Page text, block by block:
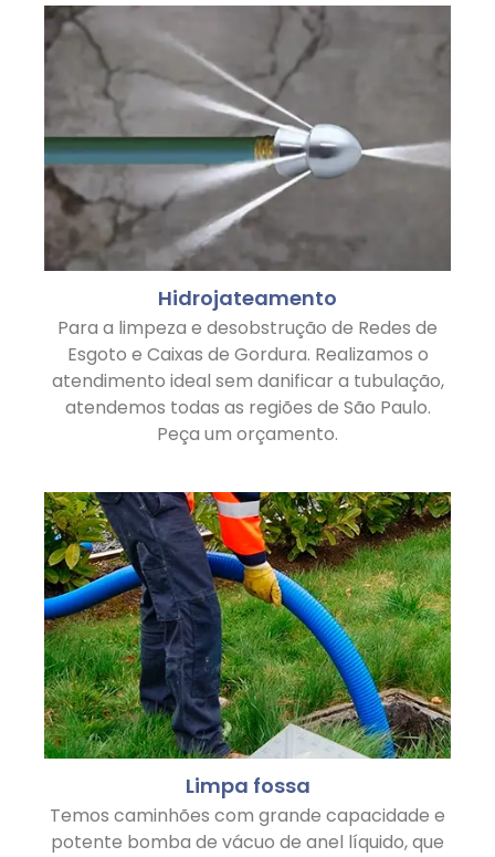
Hidrojateamento
Para a limpeza e desobstrução de Redes de
Esgoto e Caixas de Gordura. Realizamos o
atendimento ideal sem danificar a tubulação,
atendemos todas as regiões de São Paulo.
Peça um orçamento.
Limpa fossa
Temos caminhões com grande capacidade e
potente bomba de vácuo de anel líquido, que